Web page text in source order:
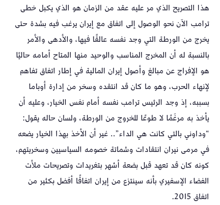
هذا التصريح الذي مر عليه عقد من الزمان هو الذي يكبل خطى
ترامب الآن نحو الوصول إلى اتفاق مع إيران يرغب فيه بشدة حتى
يخرج من الورطة التي وجد نفسه عالقًا فيها، والأدهى والأمر
بالنسبة له أن المخرج المناسب والوحيد منها المتاح أمامه حاليًا
هو الإفراج عن مبالغ وأصول إيران المالية في إطار اتفاق تفاهم
لإنهاء الحرب، وهو ما كان قد انتقده وسخر من إدارة أوباما
بسببه، إذ وجد الرئيس ترامب نفسه أمام نفس الخيار، وعليه أن
يأخذ به مرغَمًا لا طوعًا للخروج من الورطة، ولسان حاله يقول:
“وداوني بالتي كانت هي الداء”.. غير أن الأخذ بهذا الخيار يضعه
في مرمى نيران انتقادات وشماتة خصومه السياسيين وسخريتهم،
كونه كان قد تعهد قبل بضعة أشهر بتغريدات وتصريحات ملأت
الفضاء الإسفيري بأنه سينتزع من إيران اتفاقًا أفضل بكثير من
اتفاق 2015.